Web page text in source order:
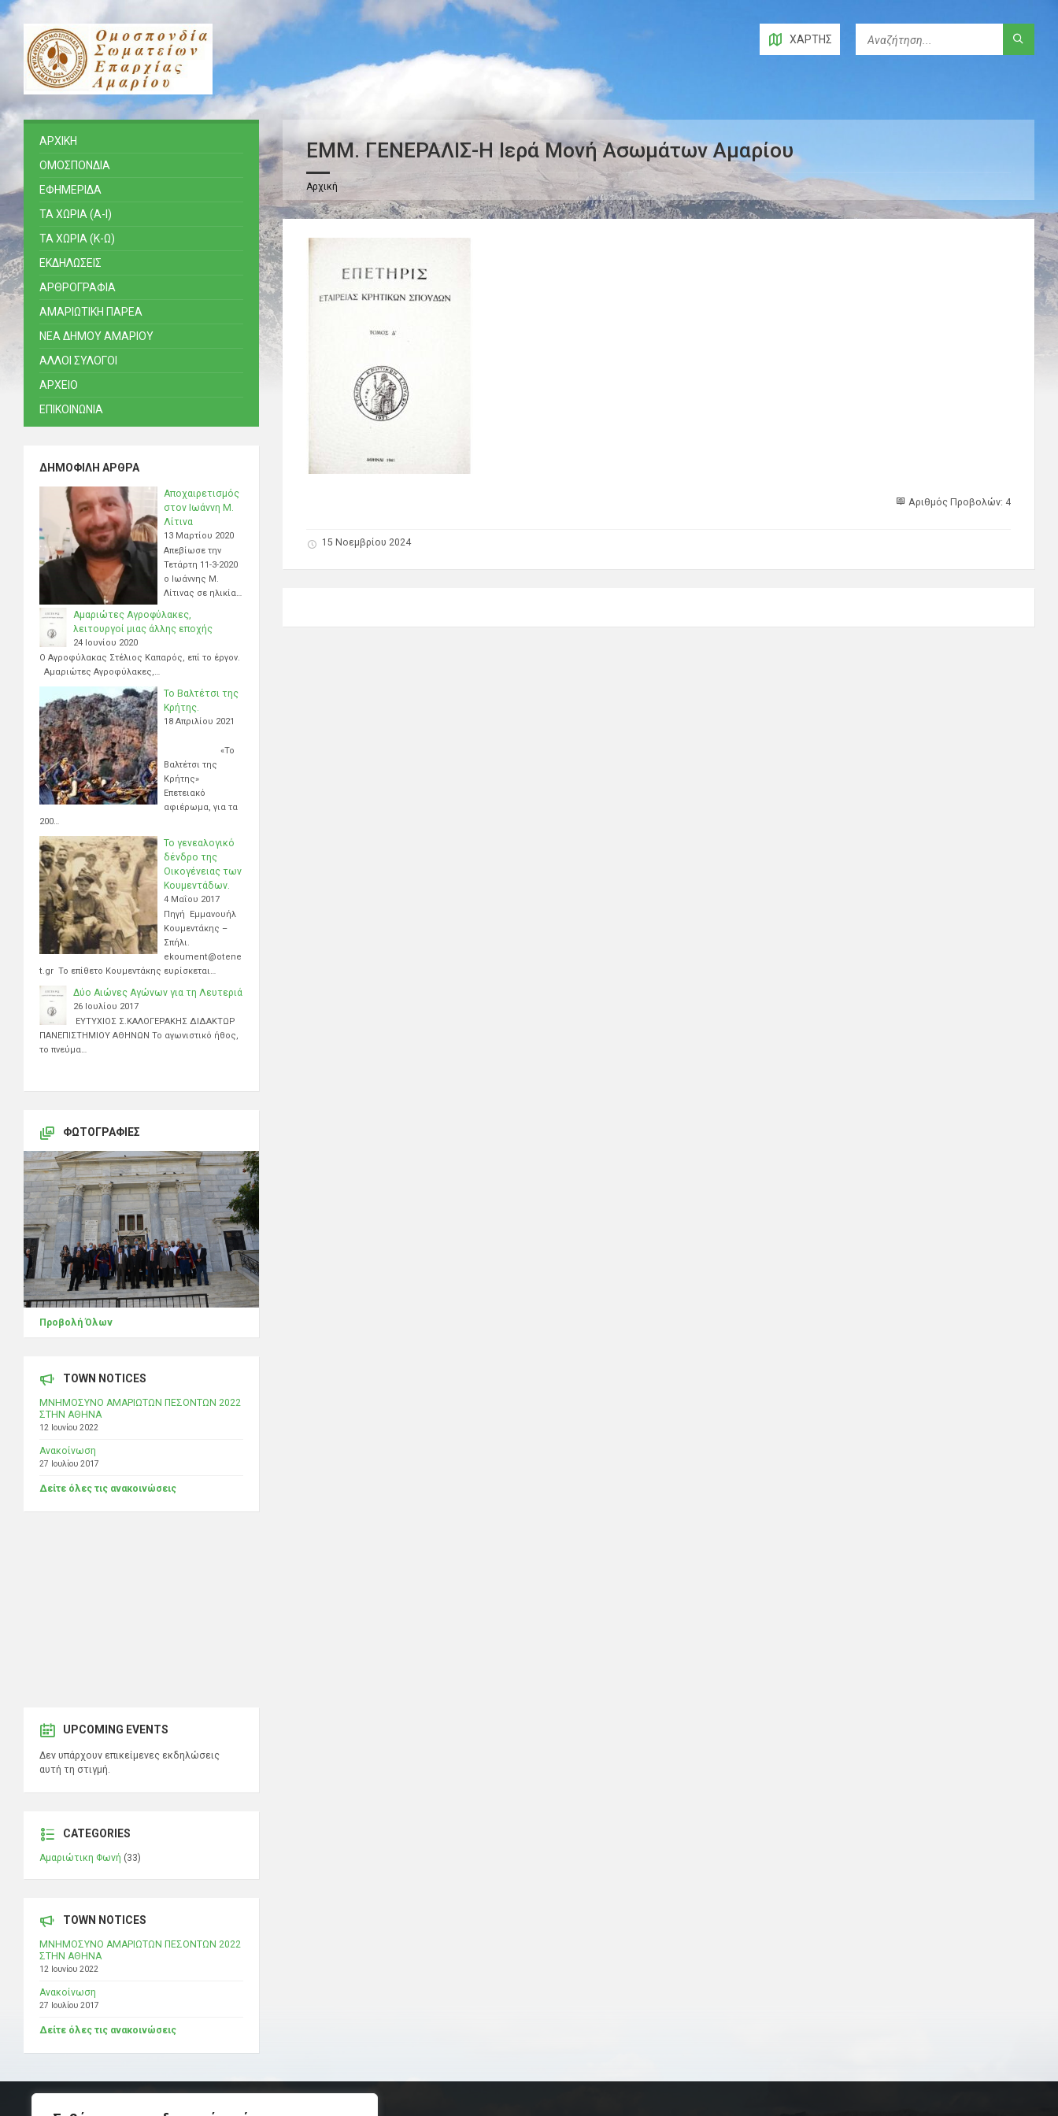
ΧΆΡΤΗΣ
ΕΜΜ. ΓΕΝΕΡΑΛΙΣ-Η Ιερά Μονή Ασωμάτων Αμαρίου
Αρχική
Αριθμός Προβολών: 4
15 Νοεμβρίου 2024
ΑΡΧΙΚΗ
ΟΜΟΣΠΟΝΔΙΑ
ΕΦΗΜΕΡΙΔΑ
ΤΑ ΧΩΡΙΑ (Α-Ι)
ΤΑ ΧΩΡΙΑ (Κ-Ω)
ΕΚΔΗΛΩΣΕΙΣ
ΑΡΘΡΟΓΡΑΦΙΑ
ΑΜΑΡΙΩΤΙΚΗ ΠΑΡΕΑ
ΝΕΑ ΔΗΜΟΥ ΑΜΑΡΙΟΥ
ΑΛΛΟΙ ΣΥΛΟΓΟΙ
ΑΡΧΕΙΟ
ΕΠΙΚΟΙΝΩΝΙΑ
ΔΗΜΟΦΙΛΉ ΆΡΘΡΑ
Αποχαιρετισμός
στον Ιωάννη Μ.
Λίτινα
13 Μαρτίου 2020
Απεβίωσε την
Τετάρτη 11-3-2020
ο Ιωάννης Μ.
Λίτινας σε ηλικία…
Αμαριώτες Αγροφύλακες,
λειτουργοί μιας άλλης εποχής
24 Ιουνίου 2020
Ο Αγροφύλακας Στέλιος Καπαρός, επί το έργον.
Αμαριώτες Αγροφύλακες,…
Το Βαλτέτσι της
Κρήτης.
18 Απριλίου 2021
«Το
Βαλτέτσι της
Κρήτης»
Επετειακό
αφιέρωμα, για τα
200…
Το γενεαλογικό
δένδρο της
Οικογένειας των
Κουμεντάδων.
4 Μαΐου 2017
Πηγή Εμμανουήλ
Κουμεντάκης –
Σπήλι.
ekoument@otene
t.gr Το επίθετο Κουμεντάκης ευρίσκεται…
Δύο Αιώνες Αγώνων για τη Λευτεριά
26 Ιουλίου 2017
ΕΥΤΥΧΙΟΣ Σ.ΚΑΛΟΓΕΡΑΚΗΣ ΔΙΔΑΚΤΩΡ
ΠΑΝΕΠΙΣΤΗΜΙΟΥ ΑΘΗΝΩΝ Το αγωνιστικό ήθος,
το πνεύμα…
ΦΩΤΟΓΡΑΦΊΕΣ
Προβολή Όλων
TOWN NOTICES
ΜΝΗΜΟΣΥΝΟ ΑΜΑΡΙΩΤΩΝ ΠΕΣΟΝΤΩΝ 2022
ΣΤΗΝ ΑΘΗΝΑ
12 Ιουνίου 2022
Ανακοίνωση
27 Ιουλίου 2017
Δείτε όλες τις ανακοινώσεις
UPCOMING EVENTS
Δεν υπάρχουν επικείμενες εκδηλώσεις
αυτή τη στιγμή.
CATEGORIES
Αμαριώτικη Φωνή (33)
TOWN NOTICES
ΜΝΗΜΟΣΥΝΟ ΑΜΑΡΙΩΤΩΝ ΠΕΣΟΝΤΩΝ 2022
ΣΤΗΝ ΑΘΗΝΑ
12 Ιουνίου 2022
Ανακοίνωση
27 Ιουλίου 2017
Δείτε όλες τις ανακοινώσεις